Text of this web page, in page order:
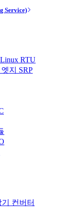
Service)
RTU
지 SRP
기 컨버터